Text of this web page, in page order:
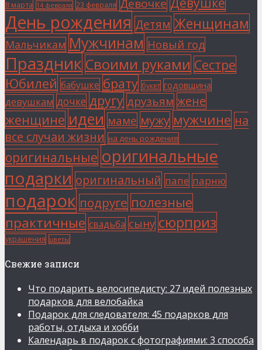
8 марта 14 февраля 23 февраля Девочке
День рождения Детям Женщинам
Мальчикам Мужчинам Новый год
Праздник Своими руками Сестре
Юбилей бабушке брату букет годовщина
девушкам дочке другу друзьям жене
женщине идеи маме мужу мужчине на
все случаи жизни на день рождения
оригинальные оригинальные
подарки оригинальный папе парню
подарок подруге полезные
практичные свадьба сыну сюрприз
украшения цветы
Свежие записи
Что подарить велосипедисту: 27 идей полезных
подарков для велобайка
Подарок для следователя: 45 подарков для
работы, отдыха и хобби
Календарь в подарок с фотографиями: 3 способа